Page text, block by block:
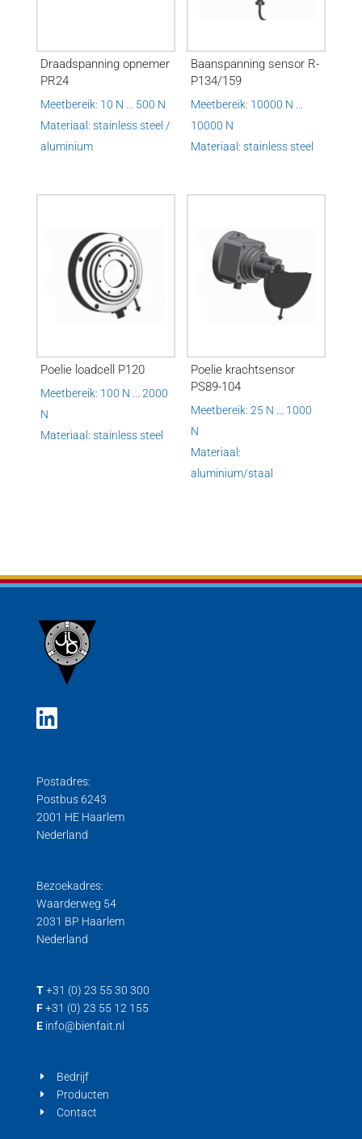
Draadspanning opnemer
PR24
Meetbereik: 10 N ... 500 N
Materiaal: stainless steel /
aluminium
Baanspanning sensor R-
P134/159
Meetbereik: 10000 N ...
10000 N
Materiaal: stainless steel
Poelie loadcell P120
Meetbereik: 100 N ... 2000
N
Materiaal: stainless steel
Poelie krachtsensor
PS89-104
Meetbereik: 25 N ... 1000
N
Materiaal:
aluminium/staal
Postadres:
Postbus 6243
2001 HE Haarlem
Nederland
Bezoekadres:
Waarderweg 54
2031 BP Haarlem
Nederland
T +31 (0) 23 55 30 300
F +31 (0) 23 55 12 155
E info@bienfait.nl
Bedrijf
Producten
Contact